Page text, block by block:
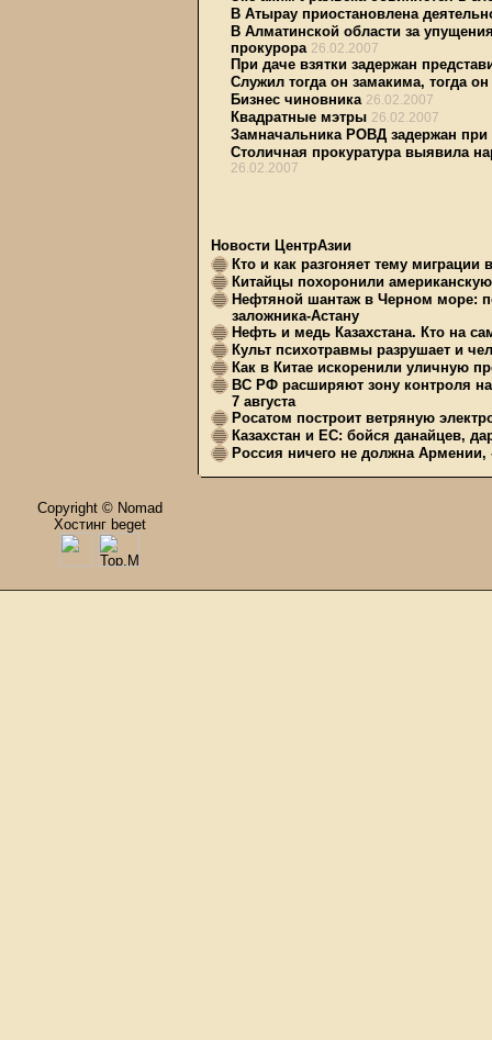
В Атырау приостановлена
В Алматинской области за
прокурора 26.02.2007
При даче взятки задержан
Служил тогда он замакима, тогда
Бизнес чиновника 26.02.2007
Квадратные мэтры 26.02.2007
Замначальника РОВД задержан при
Столичная прокуратура выявила
26.02.2007
Новости ЦентрАзии
Кто и как разгоняет тему миграции
Китайцы похоронили
Нефтяной шантаж в Черном море:
заложника-Астану
Нефть и медь Казахстана. Кто на
Культ психотравмы разрушает и
Как в Китае искоренили уличную
ВС РФ расширяют зону контроля на
7 августа
Росатом построит ветряную
Казахстан и ЕС: бойся данайцев,
Россия ничего не должна Армении,
Copyright © Nomad
Хостинг beget